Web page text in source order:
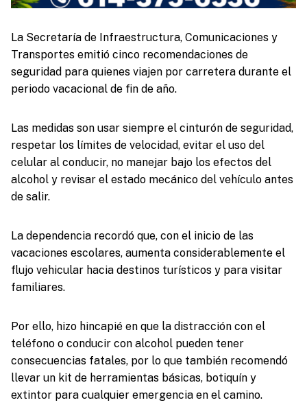
La Secretaría de Infraestructura, Comunicaciones y
Transportes emitió cinco recomendaciones de
seguridad para quienes viajen por carretera durante el
periodo vacacional de fin de año.
Las medidas son usar siempre el cinturón de seguridad,
respetar los límites de velocidad, evitar el uso del
celular al conducir, no manejar bajo los efectos del
alcohol y revisar el estado mecánico del vehículo antes
de salir.
La dependencia recordó que, con el inicio de las
vacaciones escolares, aumenta considerablemente el
flujo vehicular hacia destinos turísticos y para visitar
familiares.
Por ello, hizo hincapié en que la distracción con el
teléfono o conducir con alcohol pueden tener
consecuencias fatales, por lo que también recomendó
llevar un kit de herramientas básicas, botiquín y
extintor para cualquier emergencia en el camino.